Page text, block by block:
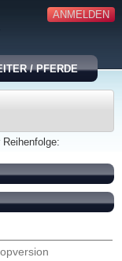
ANMELDEN
/ PFERDE